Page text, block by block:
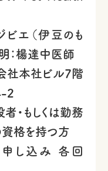
エ（伊豆のも
：楊達中医師
社本社ビル7階
2
・もしくは勤務
資格を持つ方
し込み 各回